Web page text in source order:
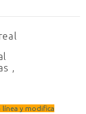
,
línea y modifica